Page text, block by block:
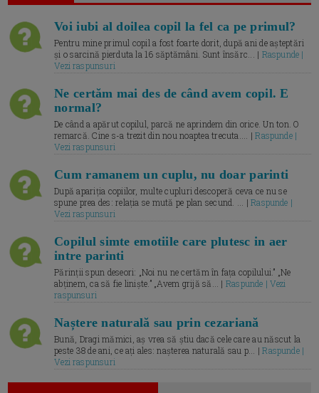
Voi iubi al doilea copil la fel ca pe primul?
Pentru mine primul copil a fost foarte dorit, după ani de așteptări
și o sarcină pierduta la 16 săptămâni. Sunt însărc... | Raspunde |
Vezi raspunsuri
Ne certăm mai des de când avem copil. E
normal?
De când a apărut copilul, parcă ne aprindem din orice. Un ton. O
remarcă. Cine s-a trezit din nou noaptea trecuta.... |Raspunde |
Vezi raspunsuri
Cum ramanem un cuplu, nu doar parinti
După apariția copiilor, multe cupluri descoperă ceva ce nu se
spune prea des: relația se mută pe plan secund. ... |Raspunde |
Vezi raspunsuri
Copilul simte emotiile care plutesc in aer
intre parinti
Părinții spun deseori: „Noi nu ne certăm în fața copilului.” „Ne
abținem, ca să fie liniște.” „Avem grijă să... | Raspunde | Vezi
raspunsuri
Naștere naturală sau prin cezariană
Bună, Dragi mămici, aș vrea să știu dacă cele care au născut la
peste 38 de ani, ce ați ales: nașterea naturală sau p... |Raspunde |
Vezi raspunsuri